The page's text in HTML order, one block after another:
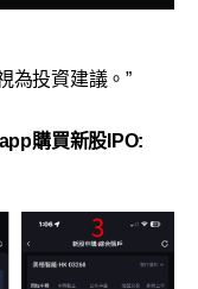
為投資建議。”
購買新股IPO: